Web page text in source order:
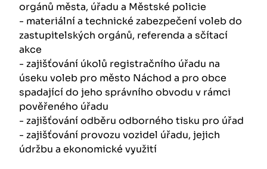
orgánů města, úřadu a Městské policie
- materiální a technické zabezpečení voleb do
zastupitelských orgánů, referenda a sčítací
akce
- zajišťování úkolů registračního úřadu na
úseku voleb pro město Náchod a pro obce
spadající do jeho správního obvodu v rámci
pověřeného úřadu
- zajišťování odběru odborného tisku pro úřad
- zajišťování provozu vozidel úřadu, jejich
údržbu a ekonomické využití